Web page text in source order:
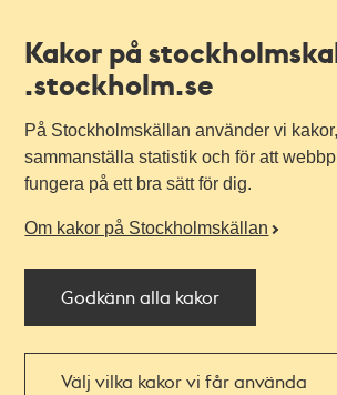
Kakor på
.stockholm.se
På Stockholmskällan använder vi
sammanställa statistik och för att
fungera på ett bra sätt för dig.
Om kakor på Stockholmskällan
Godkänn alla kakor
Välj vilka kakor vi får använda